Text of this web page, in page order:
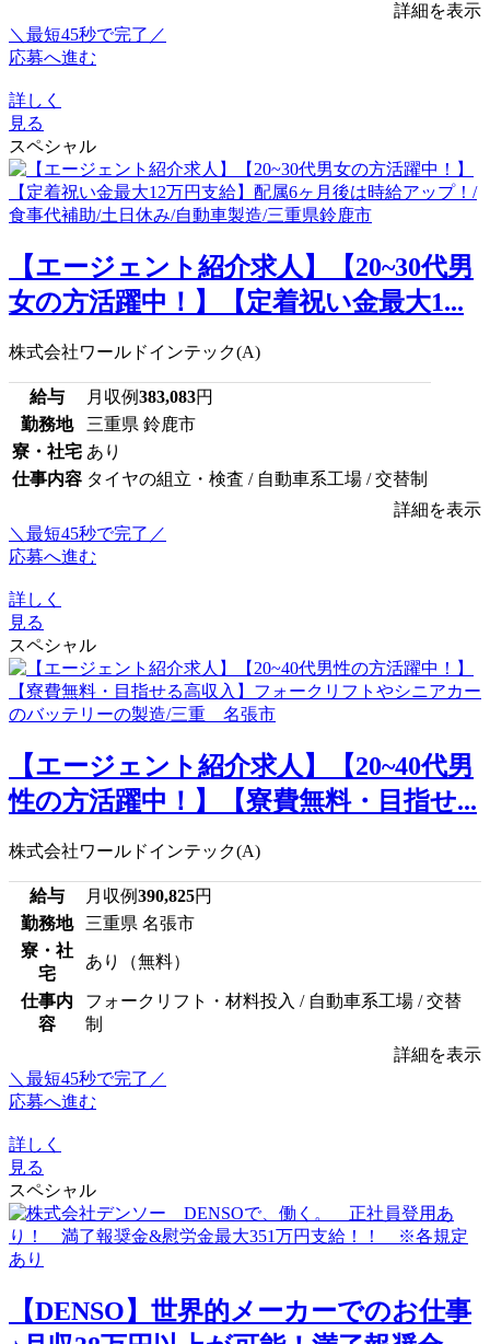
詳細を表示
＼最短45秒で完了／
応募へ進む
詳しく
見る
スペシャル
【エージェント紹介求人】【20~30代男
女の方活躍中！】【定着祝い金最大1...
株式会社ワールドインテック(A)
給与 月収例383,083円
勤務地
三重県 鈴鹿市
寮・社宅 あり
仕事内容 タイヤの組立・検査 / 自動車系工場 / 交替制
詳細を表示
＼最短45秒で完了／
応募へ進む
詳しく
見る
スペシャル
【エージェント紹介求人】【20~40代男
性の方活躍中！】【寮費無料・目指せ...
株式会社ワールドインテック(A)
給与 月収例390,825円
勤務地
三重県 名張市
寮・社
宅
あり（無料）
仕事内
容
フォークリフト・材料投入 / 自動車系工場 / 交替
制
詳細を表示
＼最短45秒で完了／
応募へ進む
詳しく
見る
スペシャル
【DENSO】世界的メーカーでのお仕事